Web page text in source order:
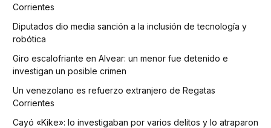
Corrientes
Diputados dio media sanción a la inclusión de tecnología y
robótica
Giro escalofriante en Alvear: un menor fue detenido e
investigan un posible crimen
Un venezolano es refuerzo extranjero de Regatas
Corrientes
Cayó «Kike»: lo investigaban por varios delitos y lo atraparon